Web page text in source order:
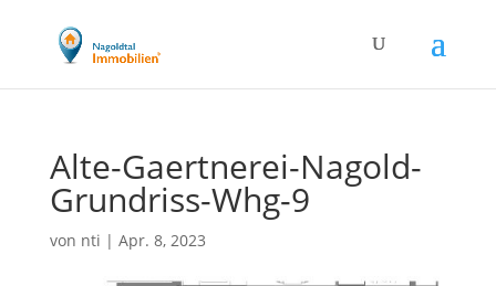
Alte-Gaertnerei-Nagold-
Grundriss-Whg-9
von nti | Apr. 8, 2023